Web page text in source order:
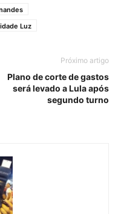
Luz
Próximo artigo
Plano de corte de gastos
será levado a Lula após
segundo turno